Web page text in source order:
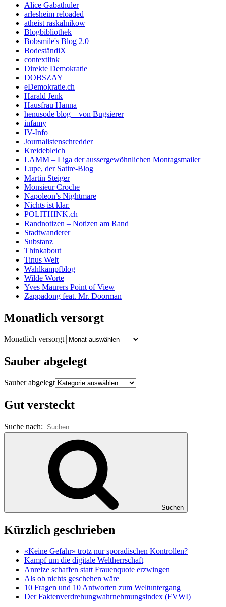
Alice Gabathuler
arlesheim reloaded
atheist raskalnikow
Blogbibliothek
Bobsmile's Blog 2.0
BodeständiX
contextlink
Direkte Demokratie
DOBSZAY
eDemokratie.ch
Harald Jenk
Hausfrau Hanna
henusode blog – von Bugsierer
infamy
IV-Info
Journalistenschredder
Kreidebleich
LAMM – Liga der aussergewöhnlichen Montagsmailer
Lupe, der Satire-Blog
Martin Steiger
Monsieur Croche
Napoleon’s Nightmare
Nichts ist klar.
POLITHINK.ch
Randnotizen – Notizen am Rand
Stadtwanderer
Substanz
Thinkabout
Tinus Welt
Wahlkampfblog
Wilde Worte
Yves Maurers Point of View
Zappadong feat. Mr. Doorman
Monatlich versorgt
Monatlich versorgt
Sauber abgelegt
Sauber abgelegt
Gut versteckt
Suche nach:
Suchen
Kürzlich geschrieben
«Keine Gefahr» trotz nur sporadischen Kontrollen?
Kampf um die digitale Weltherrschaft
Anreize schaffen statt Frauenquote erzwingen
Als ob nichts geschehen wäre
10 Fragen und 10 Antworten zum Weltuntergang
Der Faktenverdrehungwahrnehmungsindex (FVWI)